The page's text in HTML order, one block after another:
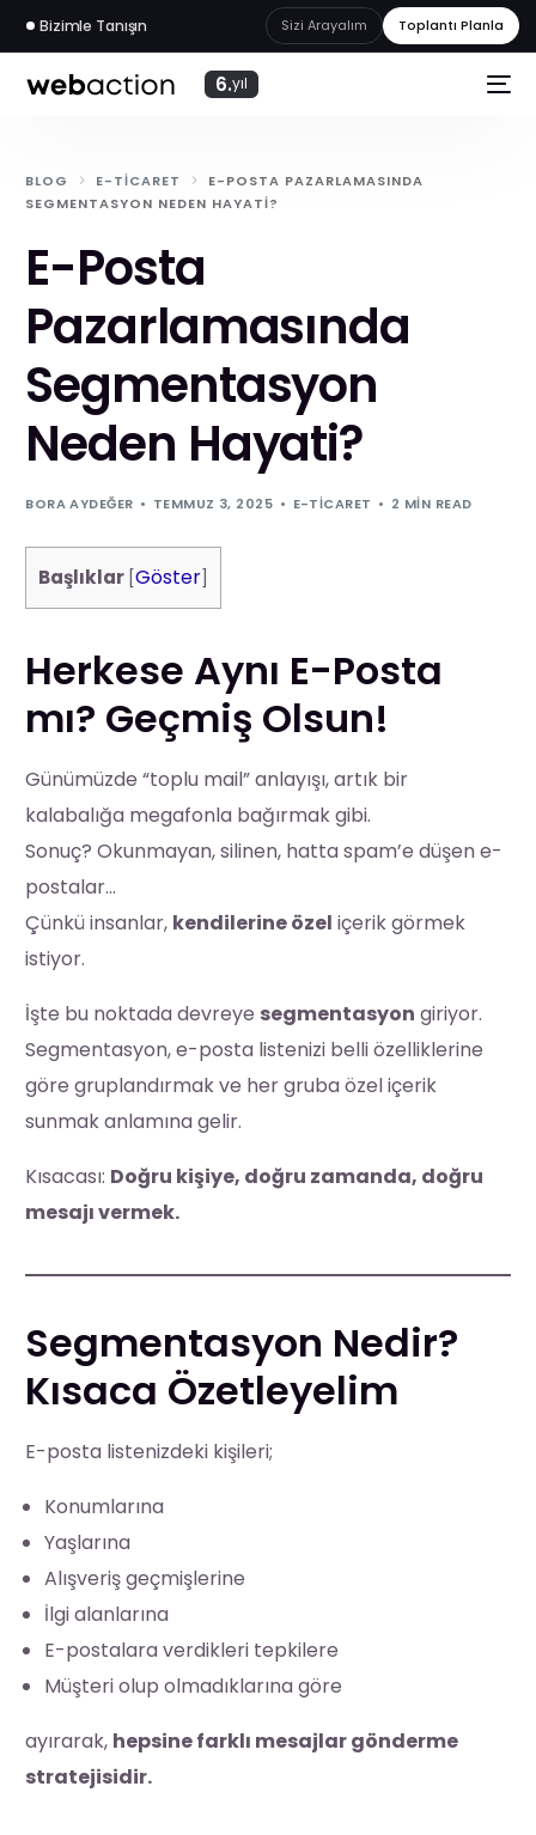
Bizimle Tanışın Sizi Arayalım Toplantı Planla
6.yıl
BLOG E-TICARET
E-POSTA PAZARLAMASINDA
SEGMENTASYON NEDEN HAYATI?
E-Posta
Pazarlamasında
Segmentasyon
Neden Hayati?
BORA AYDEĞER TEMMUZ 3, 2025 E-TICARET 2 MIN READ
Başlıklar [Göster
Herkese Aynı E-Posta
mı? Geçmiş Olsun!
Günümüzde “toplu mail” anlayışı, artık bir
kalabalığa megafonla bağırmak gibi.
Sonuç? Okunmayan, silinen, hatta spam’e düşen e-
postalar…
Çünkü insanlar, kendilerine özel içerik görmek
istiyor.
İşte bu noktada devreye segmentasyon giriyor.
Segmentasyon, e-posta listenizi belli özelliklerine
göre gruplandırmak ve her gruba özel içerik
sunmak anlamına gelir.
Kısacası: Doğru kişiye, doğru zamanda, doğru
mesajı vermek.
Segmentasyon Nedir?
Kısaca Özetleyelim
E-posta listenizdeki kişileri;
Konumlarına
Yaşlarına
Alışveriş geçmişlerine
İlgi alanlarına
E-postalara verdikleri tepkilere
Müşteri olup olmadıklarına göre
ayırarak, hepsine farklı mesajlar gönderme
stratejisidir.
webakademi